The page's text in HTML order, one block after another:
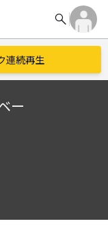
search
連続再生
ー